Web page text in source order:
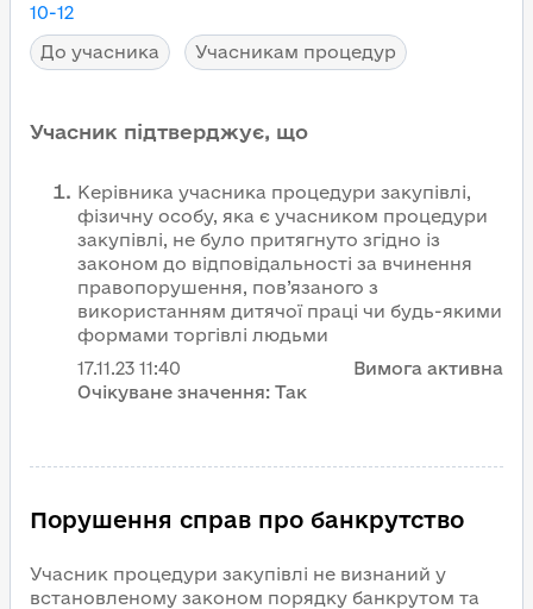
10-12
До учасника
Учасникам процедур
Учасник підтверджує, що
Керівника учасника процедури закупівлі,
фізичну особу, яка є учасником процедури
закупівлі, не було притягнуто згідно із
законом до відповідальності за вчинення
правопорушення, пов’язаного з
використанням дитячої праці чи будь-якими
формами торгівлі людьми
17.11.23 11:40
Вимога активна
Очікуване значення: Так
Порушення справ про банкрутство
Учасник процедури закупівлі не визнаний у
встановленому законом порядку банкрутом та